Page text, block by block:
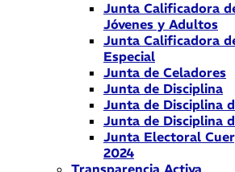
Junta Calificadora
Jóvenes y Adultos
Junta Calificadora
Especial
Junta de Celadores
Junta de Disciplina
Junta de Disciplina
Junta de Disciplina
Junta Electoral
2024
Transparencia Activa